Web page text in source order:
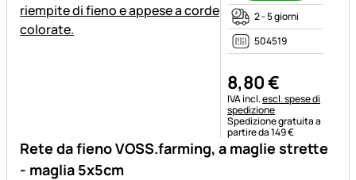
Rete da fieno VOSS.farming, a maglie strette
- maglia 5x5cm
2 - 5 giorni
504519
8,80€
Informazioni fiscali:
IVA incl.escl. spese di
spedizione
Spedizione gratuita a
partire da 149 €